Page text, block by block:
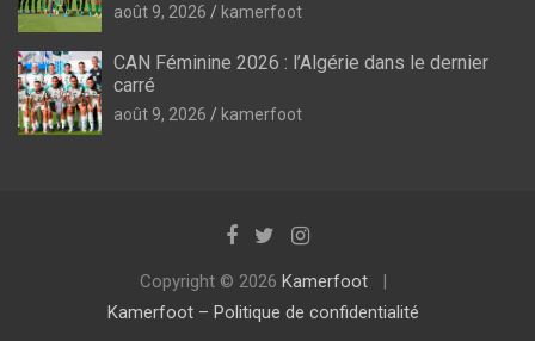
août 9, 2026 kamerfoot
CAN Féminine 2026 : l’Algérie dans le dernier
carré
août 9, 2026 kamerfoot
Copyright © 2026 Kamerfoot
Kamerfoot – Politique de confidentialité